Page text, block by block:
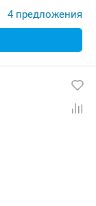
4 предложения